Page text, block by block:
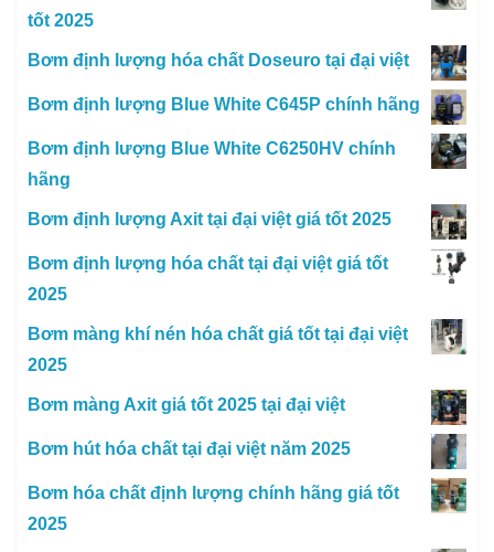
tốt 2025
Bơm định lượng hóa chất Doseuro tại đại việt
Bơm định lượng Blue White C645P chính hãng
Bơm định lượng Blue White C6250HV chính
hãng
Bơm định lượng Axit tại đại việt giá tốt 2025
Bơm định lượng hóa chất tại đại việt giá tốt
2025
Bơm màng khí nén hóa chất giá tốt tại đại việt
2025
Bơm màng Axit giá tốt 2025 tại đại việt
Bơm hút hóa chất tại đại việt năm 2025
Bơm hóa chất định lượng chính hãng giá tốt
2025